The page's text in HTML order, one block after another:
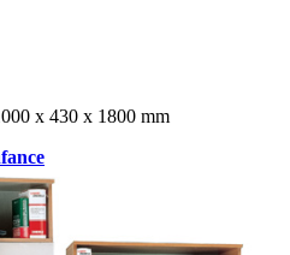
x 430 x 1800 mm